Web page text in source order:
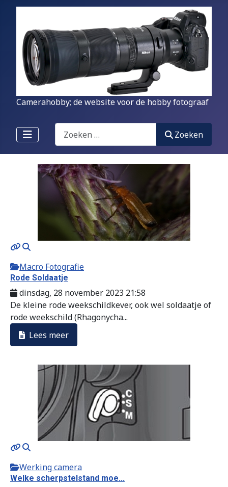
Camerahobby; de website voor de hobby fotograaf
Zoeken
Zoeken
Macro Fotografie
Rode Soldaatje
dinsdag, 28 november 2023 21:58
De kleine rode weekschildkever, ook wel soldaatje of
rode weekschild (Rhagonycha...
Lees meer
Werking camera
Welke scherpstelstand moe...